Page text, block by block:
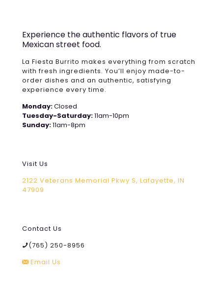
Experience the authentic flavors of true
Mexican street food.
La Fiesta Burrito makes everything from scratch
with fresh ingredients. You’ll enjoy made-to-
order dishes and an authentic, satisfying
experience every time.
Monday:Closed
Tuesday-Saturday:11am-10pm
Sunday:11am-8pm
Visit Us
2122 Veterans Memorial Pkwy S, Lafayette, IN
47909
Contact Us
(765) 250-8956
Email Us